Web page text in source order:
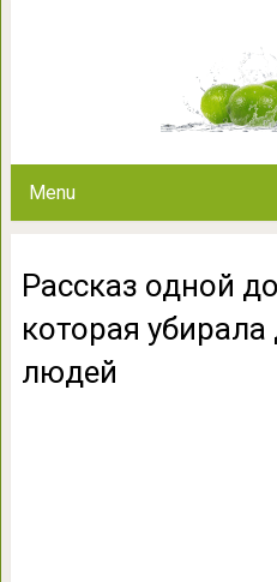
Menu
Рассказ одной
которая
людей